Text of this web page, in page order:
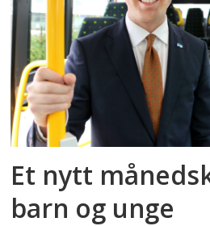
Et nytt
barn og unge